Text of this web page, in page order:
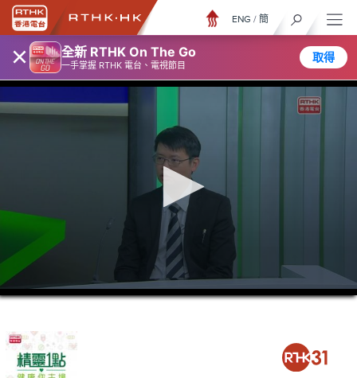
× 全新 RTHK On The Go
一手掌握 RTHK 電台、電視節目
取得
ENG / 簡
0
seconds
minutes,
27
seconds